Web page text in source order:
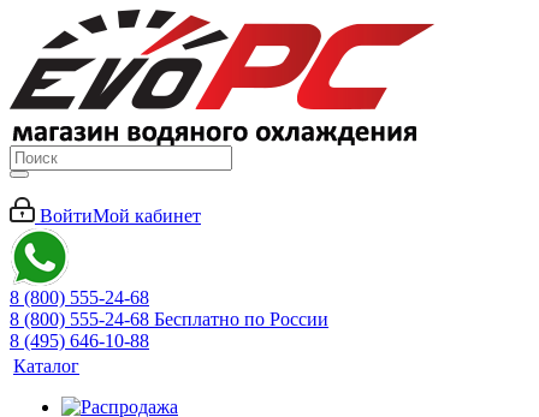
ВойтиМой кабинет
8 (800) 555-24-68
8 (800) 555-24-68 Бесплатно по России
8 (495) 646-10-88
Каталог